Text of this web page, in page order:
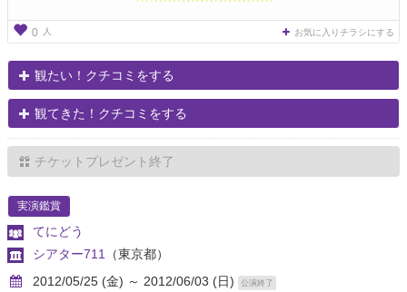
0 人 お気に入りチラシにする
観たい！クチコミをする
観てきた！クチコミをする
チケットプレゼント終了
実演鑑賞
てにどう
シアター711
（東京都）
2012/05/25 (金) ～ 2012/06/03 (日)
公演終了